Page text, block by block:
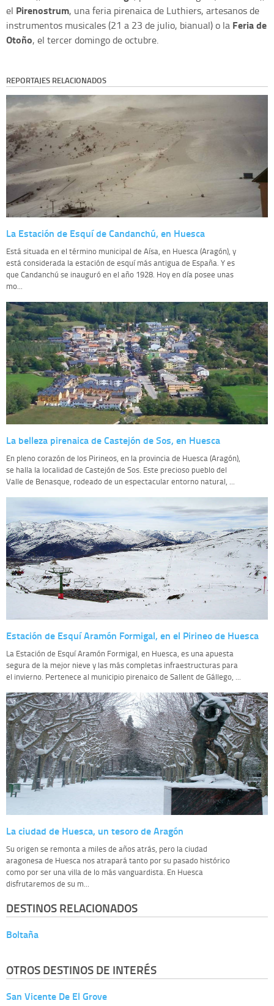
el Pirenostrum, una feria pirenaica de Luthiers, artesanos de
instrumentos musicales (21 a 23 de julio, bianual) o la Feria de
Otoño, el tercer domingo de octubre.
REPORTAJES RELACIONADOS
La Estación de Esquí de Candanchú, en Huesca
Está situada en el término municipal de Aísa, en Huesca (Aragón), y
está considerada la estación de esquí más antigua de España. Y es
que Candanchú se inauguró en el año 1928. Hoy en día posee unas
mo...
La belleza pirenaica de Castejón de Sos, en Huesca
En pleno corazón de los Pirineos, en la provincia de Huesca (Aragón),
se halla la localidad de Castejón de Sos. Este precioso pueblo del
Valle de Benasque, rodeado de un espectacular entorno natural, ...
Estación de Esquí Aramón Formigal, en el Pirineo de Huesca
La Estación de Esquí Aramón Formigal, en Huesca, es una apuesta
segura de la mejor nieve y las más completas infraestructuras para
el invierno. Pertenece al municipio pirenaico de Sallent de Gállego, ...
La ciudad de Huesca, un tesoro de Aragón
Su origen se remonta a miles de años atrás, pero la ciudad
aragonesa de Huesca nos atrapará tanto por su pasado histórico
como por ser una villa de lo más vanguardista. En Huesca
disfrutaremos de su m...
DESTINOS RELACIONADOS
Boltaña
OTROS DESTINOS DE INTERÉS
San Vicente De El Grove